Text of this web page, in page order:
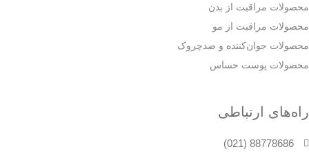
محصولات مراقبت از بدن
محصولات مراقبت از مو
محصولات جوان‌کننده و ضدچروک
محصولات پوست حساس
راه‌های ارتباطی
88778686 (021)